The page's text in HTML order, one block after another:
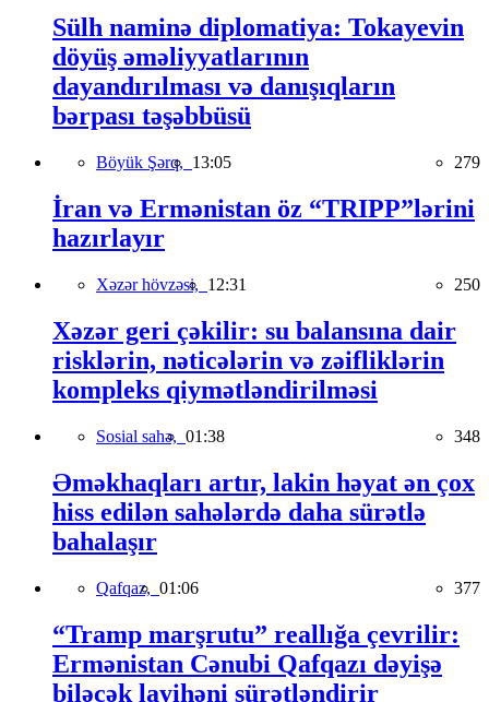
Sülh naminə diplomatiya: Tokayevin
döyüş əməliyyatlarının
dayandırılması və danışıqların
bərpası təşəbbüsü
Böyük Şərq, 13:05 279
İran və Ermənistan öz “TRIPP”lərini
hazırlayır
Xəzər hövzəsi, 12:31 250
Xəzər geri çəkilir: su balansına dair
risklərin, nəticələrin və zəifliklərin
kompleks qiymətləndirilməsi
Sosial sahə, 01:38 348
Əməkhaqları artır, lakin həyat ən çox
hiss edilən sahələrdə daha sürətlə
bahalaşır
Qafqaz, 01:06 377
“Tramp marşrutu” reallığa çevrilir:
Ermənistan Cənubi Qafqazı dəyişə
biləcək layihəni sürətləndirir